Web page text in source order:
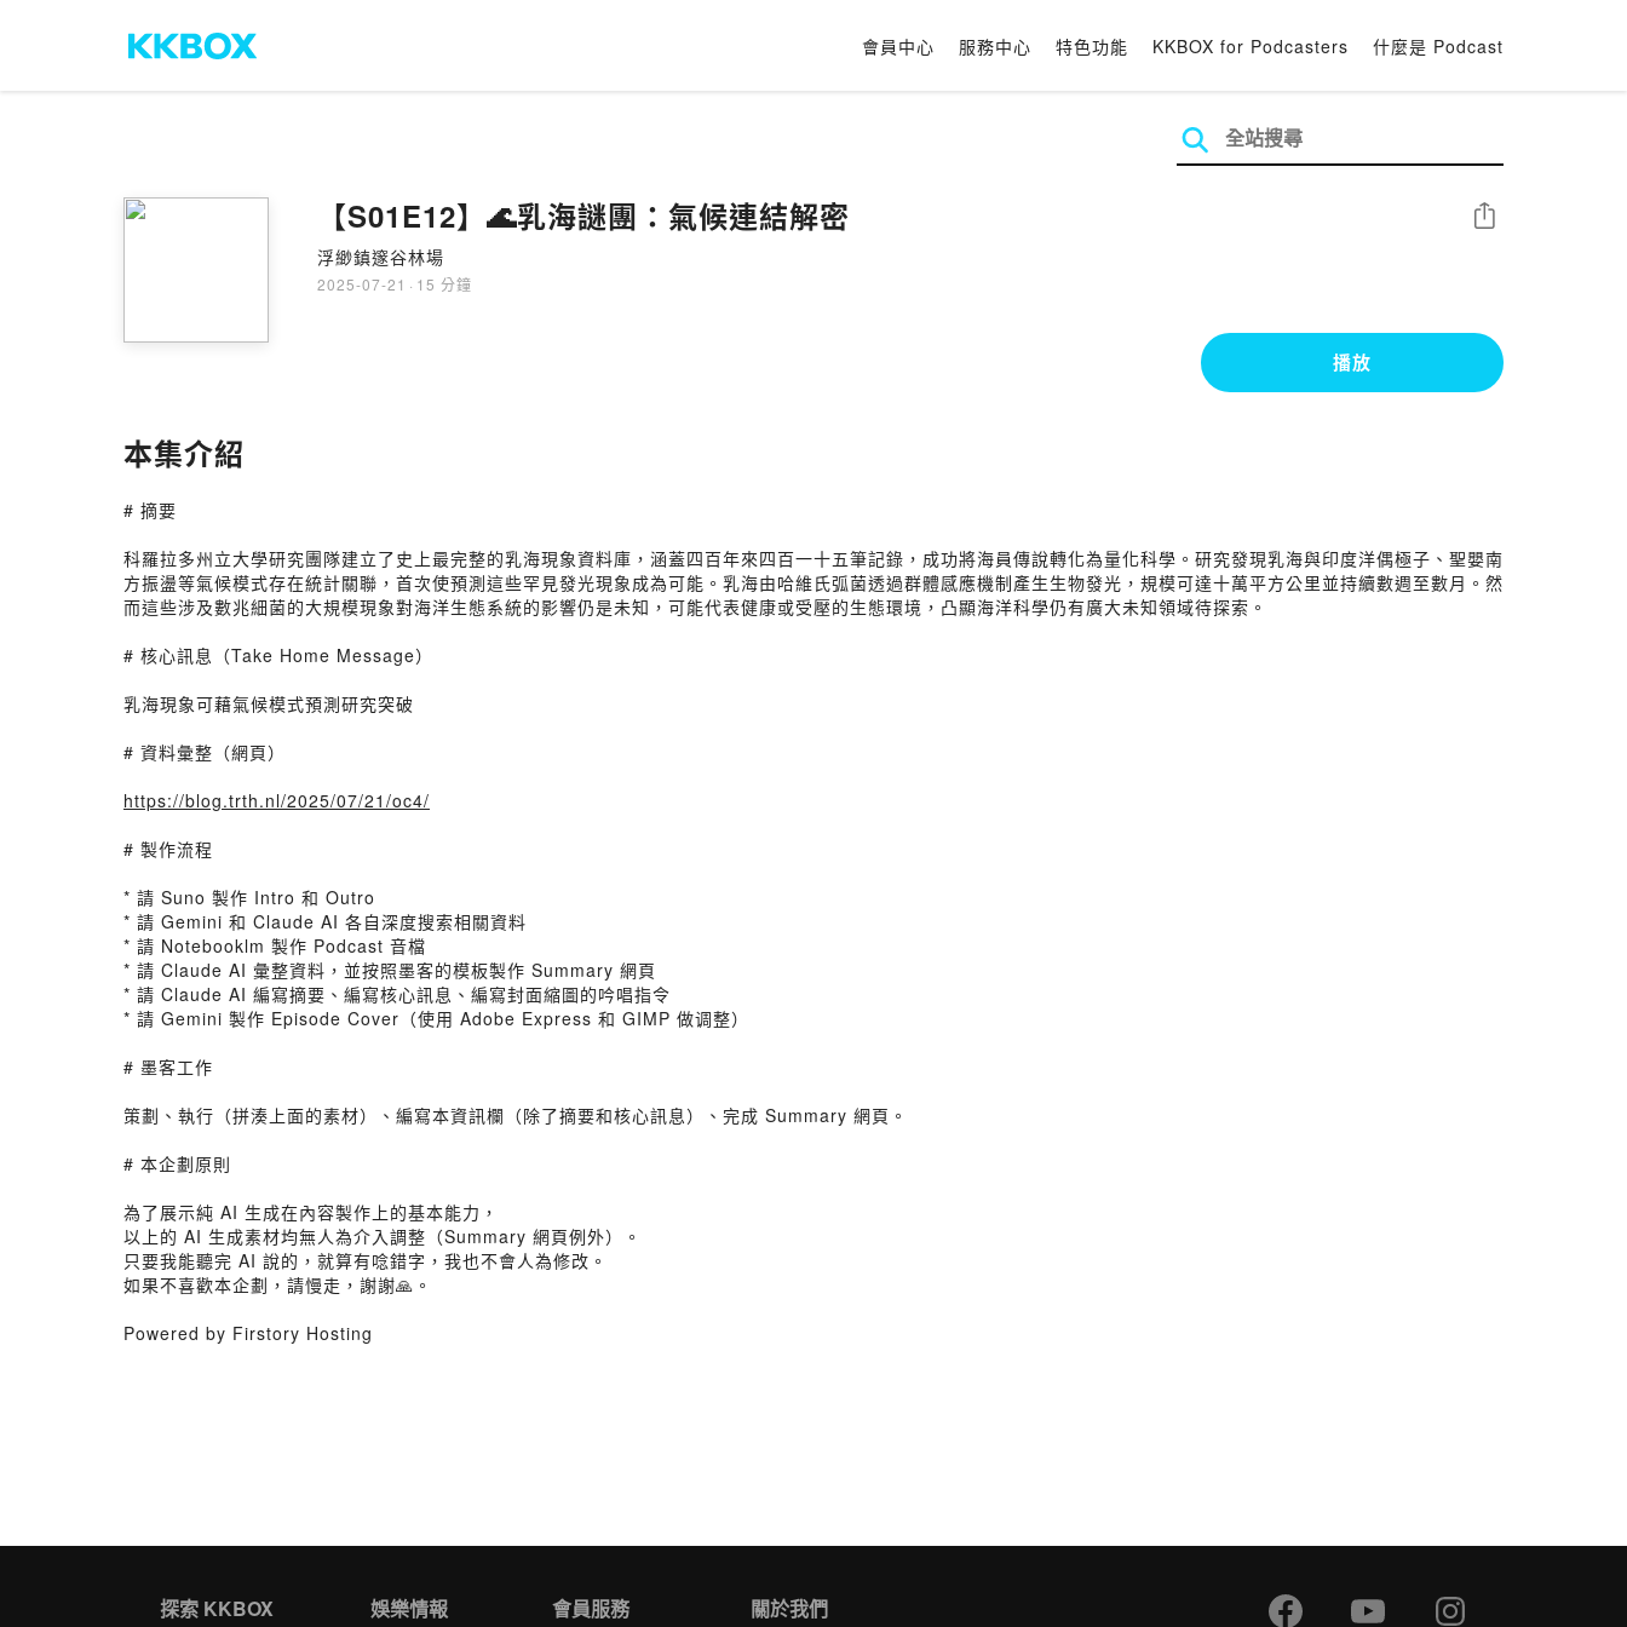
會員中心 服務中心 特色功能 KKBOX for Podcasters 什麼是 Podcast
【S01E12】🌊乳海謎團：氣候連結解密
浮緲鎮邃谷林場
2025-07-21 · 15 分鐘
分享
播放
本集介紹
# 摘要
科羅拉多州立大學研究團隊建立了史上最完整的乳海現象資料庫，涵蓋四百年來四百一十五筆記錄，成功將海員傳說轉化為量化科學。研究發現乳海與印度洋偶極子、聖嬰南
方振盪等氣候模式存在統計關聯，首次使預測這些罕見發光現象成為可能。乳海由哈維氏弧菌透過群體感應機制產生生物發光，規模可達十萬平方公里並持續數週至數月。然
而這些涉及數兆細菌的大規模現象對海洋生態系統的影響仍是未知，可能代表健康或受壓的生態環境，凸顯海洋科學仍有廣大未知領域待探索。
# 核心訊息（Take Home Message）
乳海現象可藉氣候模式預測研究突破
# 資料彙整（網頁）
https://blog.trth.nl/2025/07/21/oc4/
# 製作流程
* 請 Suno 製作 Intro 和 Outro
* 請 Gemini 和 Claude AI 各自深度搜索相關資料
* 請 Notebooklm 製作 Podcast 音檔
* 請 Claude AI 彙整資料，並按照墨客的模板製作 Summary 網頁
* 請 Claude AI 編寫摘要、編寫核心訊息、編寫封面縮圖的吟唱指令
* 請 Gemini 製作 Episode Cover（使用 Adobe Express 和 GIMP 做调整）
# 墨客工作
策劃、執行（拼湊上面的素材）、編寫本資訊欄（除了摘要和核心訊息）、完成 Summary 網頁。
# 本企劃原則
為了展示純 AI 生成在內容製作上的基本能力，
以上的 AI 生成素材均無人為介入調整（Summary 網頁例外）。
只要我能聽完 AI 說的，就算有唸錯字，我也不會人為修改。
如果不喜歡本企劃，請慢走，謝謝🙏。
Powered by Firstory Hosting
探索 KKBOX 娛樂情報 會員服務 關於我們